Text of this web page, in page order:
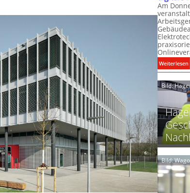
.
t
e
r
r
ü
t
r
t
c
n
2
Am
Weiterlesen:
I
0
5
l
s
Bild:
Bild: